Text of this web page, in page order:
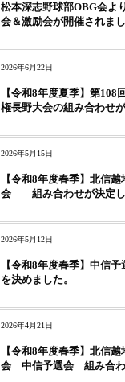
松本深志野球部OBG会よ
会＆激励会が開催されま
2026年6月22日
【令和8年度夏季】第108
権長野大会の組み合わせ
2026年5月15日
【令和8年度春季】北信
会 組み合わせが決定し
2026年5月12日
【令和8年度春季】中信
を決めました。
2026年4月21日
【令和8年度春季】北信
会 中信予選会 組み合わ